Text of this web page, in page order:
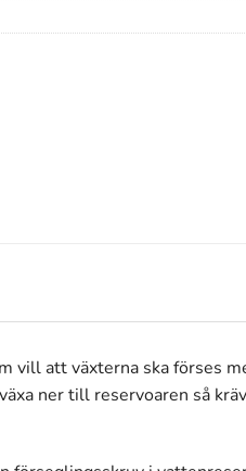
vill att växterna ska förses
ner till reservoaren så